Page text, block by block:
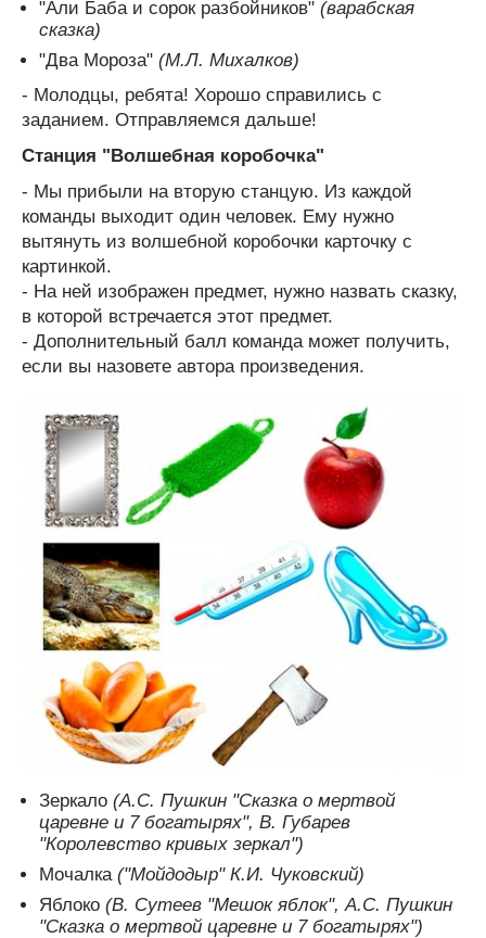
"Али Баба и сорок разбойников" (варабская
сказка)
"Два Мороза" (М.Л. Михалков)
- Молодцы, ребята! Хорошо справились с
заданием. Отправляемся дальше!
Станция "Волшебная коробочка"
- Мы прибыли на вторую станцую. Из каждой
команды выходит один человек. Ему нужно
вытянуть из волшебной коробочки карточку с
картинкой.
- На ней изображен предмет, нужно назвать сказку,
в которой встречается этот предмет.
- Дополнительный балл команда может получить,
если вы назовете автора произведения.
Зеркало (А.С. Пушкин "Сказка о мертвой
царевне и 7 богатырях", В. Губарев
"Королевство кривых зеркал")
Мочалка ("Мойдодыр" К.И. Чуковский)
Яблоко (В. Сутеев "Мешок яблок", А.С. Пушкин
"Сказка о мертвой царевне и 7 богатырях")